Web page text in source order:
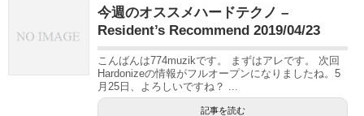
今週のオススメハードテクノ –
Resident’s Recommend 2019/04/23
こんばんは774muzikです。 まずはアレです。 次回
Hardonizeの情報がフルオープンになりましたね。5
月25日、よろしいですね？ ...
記事を読む